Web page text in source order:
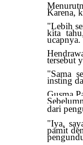
Karena,
"Lebih
kita
ucapnya.
tersebut
"Sama
insting
Gusma
dari
"Iya,
pamit